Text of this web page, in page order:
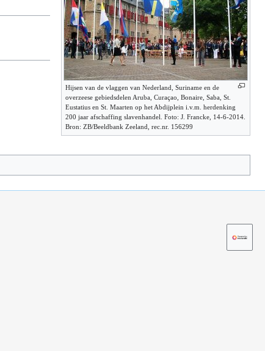
Hijsen van de vlaggen van Nederland, Suriname en de
overzeese gebiedsdelen Aruba, Curaçao, Bonaire, Saba, St.
Eustatius en St. Maarten op het Abdijplein i.v.m. herdenking
200 jaar afschaffing slavenhandel. Foto: J. Francke, 14-6-2014.
Bron: ZB/Beeldbank Zeeland, rec.nr. 156299